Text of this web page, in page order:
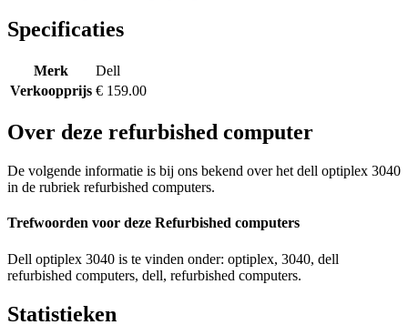
Specificaties
Merk
Dell
Verkoopprijs € 159.00
Over deze refurbished computer
De volgende informatie is bij ons bekend over het dell optiplex 3040
in de rubriek refurbished computers.
Trefwoorden voor deze Refurbished computers
Dell optiplex 3040 is te vinden onder: optiplex, 3040, dell
refurbished computers, dell, refurbished computers.
Statistieken